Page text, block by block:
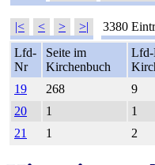
|< < > >| 3380
Lfd-
Nr
Seite im
Kirchenbuch
19
268 9
20
1 1
21
1 2